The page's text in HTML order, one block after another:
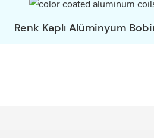
Renk Kaplı Alüminyum